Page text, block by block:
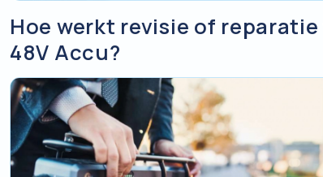
Hoe werkt revisie of reparatie
48V Accu?